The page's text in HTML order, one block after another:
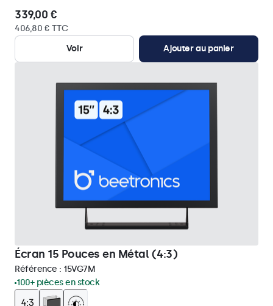
339,00 €
406,80 € TTC
Voir
Ajouter au panier
Écran 15 Pouces en Métal (4:3)
Référence : 15VG7M
100+ pièces en stock